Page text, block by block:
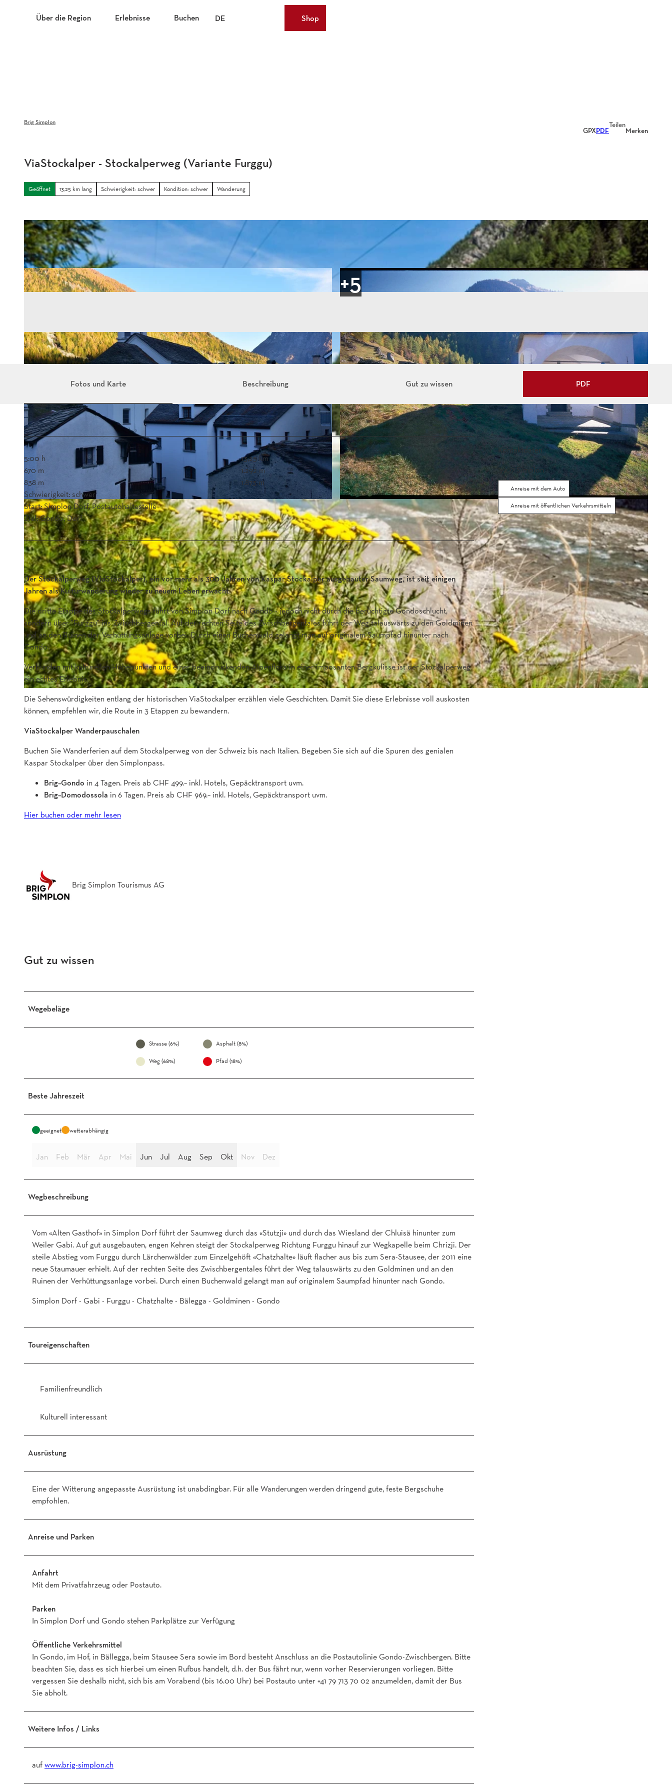
Über die Region Erlebnisse Buchen DE WebcamsShop
Brig Simplon
GPXPDF
Teilen
Merken
ViaStockalper - Stockalperweg (Variante Furggu)
Geöffnet 13,25 km lang Schwierigkeit: schwer Kondition: schwer Wanderung
Fotos und Karte Beschreibung Gut zu wissen PDF
5:00 h
13,25 km
670 m
1.292 m
838 m
1.873 m
Schwierigkeit: schwer
Start: Simplon Dorf, Postautohaltestelle
Ziel: Gondo, Dorf
Der Stockalperweg (ViaStockalper), ein vor mehr als 300 Jahren von Kaspar Stockalper ausgebauter Saumweg, ist seit einigen
Jahren als Kulturwanderung wieder zu neuem Leben erwacht.
Die dritte Etappe des Stockalperwegs führt von Simplon Dorf nach Gondo - jedoch nicht durch die berüchtigte Gondoschlucht,
sondern über "Furggu" ins Zwischbergental. Auf der rechten Seite des Zwischbergentales führt der Weg talauswärts zu den Goldminen
und an den Ruinen der Verhüttungsanlage vorbei. Durch einen Buchenwald gelangt man auf originalem Saumpfad hinunter nach
Gondo.
Verbunden mit kulturellen Höhepunkten und einer beeindruckenden Alpenflora in einer imposanten Bergkulisse ist der Stockalperweg
ein echtes Erlebnis.
Die Sehenswürdigkeiten entlang der historischen ViaStockalper erzählen viele Geschichten. Damit Sie diese Erlebnisse voll auskosten
können, empfehlen wir, die Route in 3 Etappen zu bewandern.
ViaStockalper Wanderpauschalen
Buchen Sie Wanderferien auf dem Stockalperweg von der Schweiz bis nach Italien. Begeben Sie sich auf die Spuren des genialen
Kaspar Stockalper über den Simplonpass.
Brig–Gondo in 4 Tagen. Preis ab CHF 499.– inkl. Hotels, Gepäcktransport uvm.
Brig–Domodossola in 6 Tagen. Preis ab CHF 969.– inkl. Hotels, Gepäcktransport uvm.
Hier buchen oder mehr lesen
Brig Simplon Tourismus AG
Gut zu wissen
Wegebeläge
Strasse (6%) Asphalt (8%)
Weg (68%) Pfad (18%)
Beste Jahreszeit
geeignet wetterabhängig
Jan Feb Mär Apr Mai Jun Jul Aug Sep Okt Nov Dez
Wegbeschreibung
Vom «Alten Gasthof» in Simplon Dorf führt der Saumweg durch das «Stutzji» und durch das Wiesland der Chluisä hinunter zum
Weiler Gabi. Auf gut ausgebauten, engen Kehren steigt der Stockalperweg Richtung Furggu hinauf zur Wegkapelle beim Chrizji. Der
steile Abstieg vom Furggu durch Lärchenwälder zum Einzelgehöft «Chatzhalte» läuft flacher aus bis zum Sera-Stausee, der 2011 eine
neue Staumauer erhielt. Auf der rechten Seite des Zwischbergentales führt der Weg talauswärts zu den Goldminen und an den
Ruinen der Verhüttungsanlage vorbei. Durch einen Buchenwald gelangt man auf originalem Saumpfad hinunter nach Gondo.
Simplon Dorf - Gabi - Furggu - Chatzhalte - Bälegga - Goldminen - Gondo
Toureigenschaften
Familienfreundlich
Kulturell interessant
Ausrüstung
Eine der Witterung angepasste Ausrüstung ist unabdingbar. Für alle Wanderungen werden dringend gute, feste Bergschuhe
empfohlen.
Anreise und Parken
Anfahrt
Mit dem Privatfahrzeug oder Postauto.
Parken
In Simplon Dorf und Gondo stehen Parkplätze zur Verfügung
Öffentliche Verkehrsmittel
In Gondo, im Hof, in Bällegga, beim Stausee Sera sowie im Bord besteht Anschluss an die Postautolinie Gondo-Zwischbergen. Bitte
beachten Sie, dass es sich hierbei um einen Rufbus handelt, d.h. der Bus fährt nur, wenn vorher Reservierungen vorliegen. Bitte
vergessen Sie deshalb nicht, sich bis am Vorabend (bis 16.00 Uhr) bei Postauto unter +41 79 713 70 02 anzumelden, damit der Bus
Sie abholt.
Weitere Infos / Links
aufwww.brig-simplon.ch
Kontaktdaten
3907 Simplon
Anreise mit dem Auto
Anreise mit öffentlichen Verkehrsmitteln